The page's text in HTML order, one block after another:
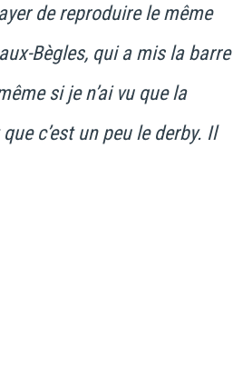
de reproduire le même
Bègles, qui a mis la barre
si je n’ai vu que la
c’est un peu le derby. Il